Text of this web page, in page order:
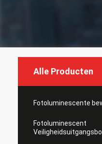
Alle Producten
Fotoluminescente
Fotoluminescent